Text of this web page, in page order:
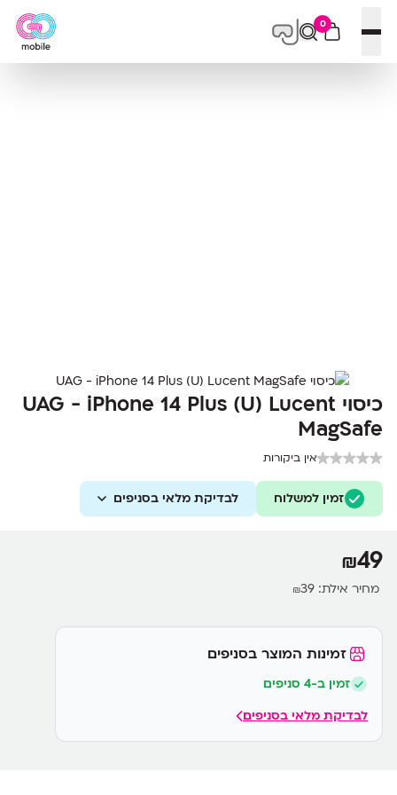
פתח תפריט
0
כיסוי UAG - iPhone 14 Plus (U) Lucent
MagSafe
אין ביקורות
זמין למשלוח לבדיקת מלאי בסניפים
₪49
מחיר אילת: ₪39
זמינות המוצר בסניפים
זמין ב-4 סניפים
לבדיקת מלאי בסניפים